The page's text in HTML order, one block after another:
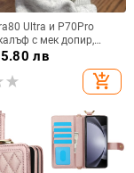
Ultra и P70Pro
с мек допир,
PC корпус,
лв
add_shopping_cart